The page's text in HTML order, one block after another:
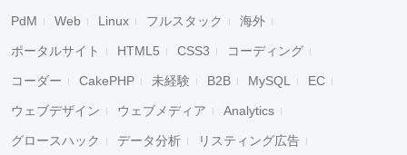
PdM Web Linux フルスタック 海外
ポータルサイト HTML5 CSS3 コーディング
コーダー CakePHP 未経験 B2B MySQL EC
ウェブデザイン ウェブメディア Analytics
グロースハック データ分析 リスティング広告